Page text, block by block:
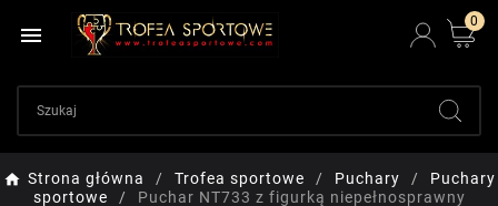

0
Strona główna Trofea sportowe Puchary
Puchary
sportowe
Puchar NT733 z figurką niepełnosprawny